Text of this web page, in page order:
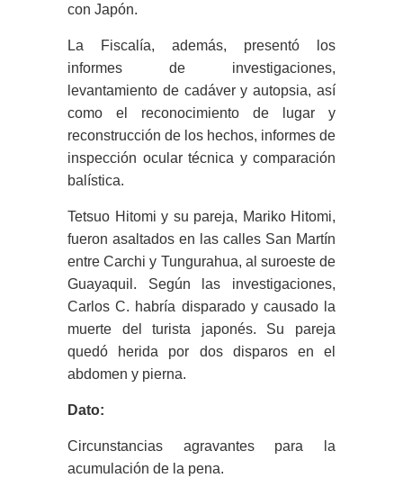
con Japón.
La Fiscalía, además, presentó los
informes de investigaciones,
levantamiento de cadáver y autopsia, así
como el reconocimiento de lugar y
reconstrucción de los hechos, informes de
inspección ocular técnica y comparación
balística.
Tetsuo Hitomi y su pareja, Mariko Hitomi,
fueron asaltados en las calles San Martín
entre Carchi y Tungurahua, al suroeste de
Guayaquil. Según las investigaciones,
Carlos C. habría disparado y causado la
muerte del turista japonés. Su pareja
quedó herida por dos disparos en el
abdomen y pierna.
Dato:
Circunstancias agravantes para la
acumulación de la pena.